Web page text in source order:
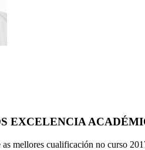
EXCELENCIA
mellores cualificación no curso